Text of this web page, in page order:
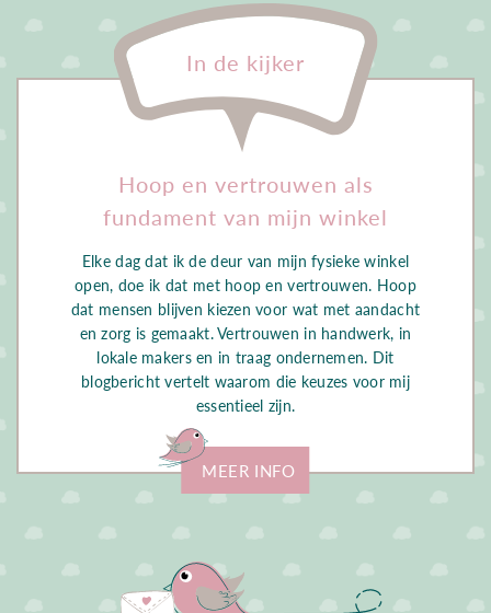
Hoop en vertrouwen als
fundament van mijn winkel
Elke dag dat ik de deur van mijn fysieke winkel
open, doe ik dat met hoop en vertrouwen. Hoop
dat mensen blijven kiezen voor wat met aandacht
en zorg is gemaakt. Vertrouwen in handwerk, in
lokale makers en in traag ondernemen. Dit
blogbericht vertelt waarom die keuzes voor mij
essentieel zijn.
MEER INFO
In de kijker